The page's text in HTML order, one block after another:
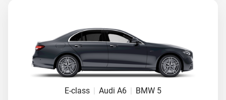
E-class | Audi A6 | BMW 5